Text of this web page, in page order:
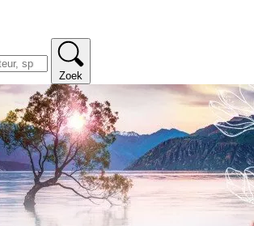
Zoek